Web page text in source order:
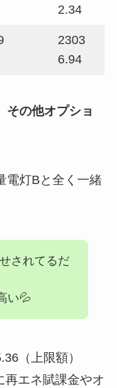
2.34
2303
6.94
の他オプショ
電灯Bと全く一緒
されてるだ
い💦
（上限額）
再エネ賦課金やオ